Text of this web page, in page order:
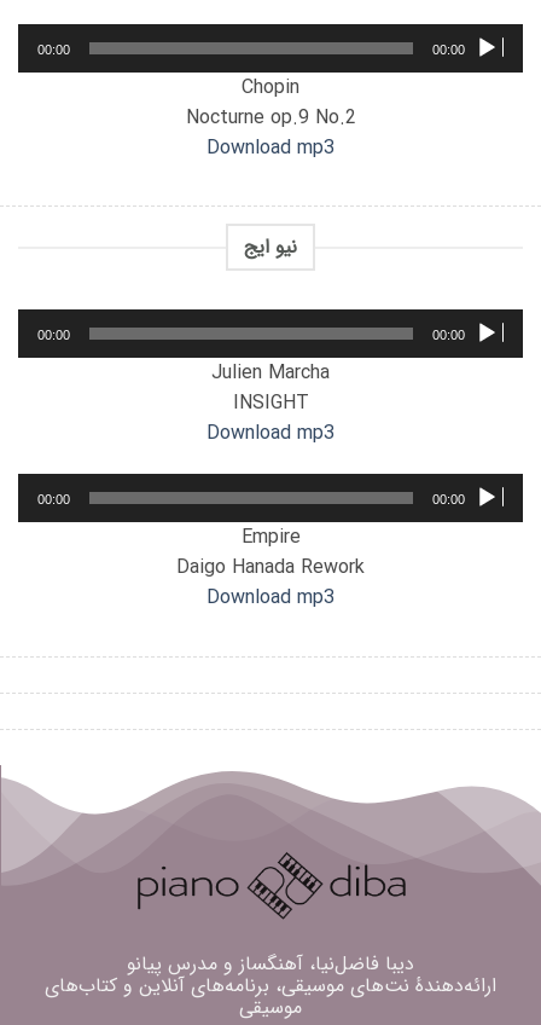
پخش‌کننده
صوت
00:00
00:00
Chopin
Nocturne op.9 No.2
Download mp3
نیو ایج
پخش‌کننده
صوت
00:00
00:00
Julien Marcha
INSIGHT
Download mp3
پخش‌کننده
صوت
00:00
00:00
Empire
Daigo Hanada Rework
Download mp3
دیبا فاضل‌نیا، آهنگساز و مدرس پیانو
ارائه‌دهندهٔ نت‌های موسیقی، برنامه‌های آنلاین و کتاب‌های
موسیقی